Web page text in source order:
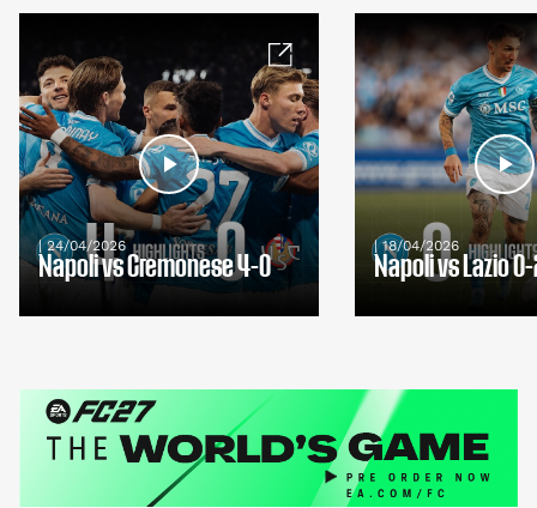
| 24/04/2026
Napoli vs Cremonese 4-0
| 18/04/2026
Napoli vs Lazio